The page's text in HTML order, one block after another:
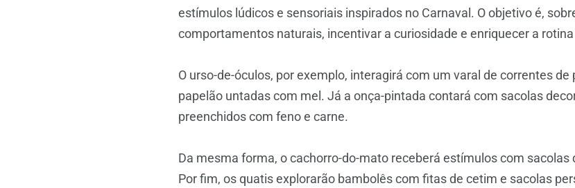
estímulos lúdicos e sensoriais inspirados no Carnaval. O objetivo é,
comportamentos naturais, incentivar a curiosidade e enriquecer a
O urso-de-óculos, por exemplo, interagirá com um varal de correntes
papelão untadas com mel. Já a onça-pintada contará com sacolas
preenchidos com feno e carne.
Da mesma forma, o cachorro-do-mato receberá estímulos com sacolas
Por fim, os quatis explorarão bambolês com fitas de cetim e sacolas